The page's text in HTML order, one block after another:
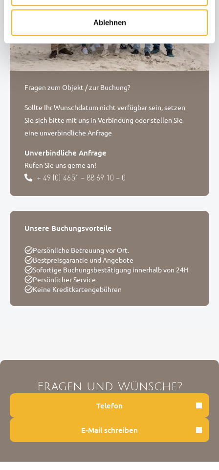
Ablehnen
Fragen zum Objekt / zur Buchung?
Sollte Ihr Wunschdatum nicht verfügbar sein, setzen
Sie sich bitte mit uns in Verbindung oder stellen Sie
eine unverbindliche Anfrage
Unverbindliche Anfrage
Rufen Sie uns gerne an!
+ 49 (0) 4651 – 88 69 10 – 0
Unsere Buchungsvorteile
Persönliche Betreuung vor Ort.
Bestpreisgarantie und Angebote
Sofortige Buchungsbestätigung innerhalb von 24H
Persönlicher Service
Keine Kreditkartengebühren
Fragen und Wünsche?
Telefon
E-Mail schreiben